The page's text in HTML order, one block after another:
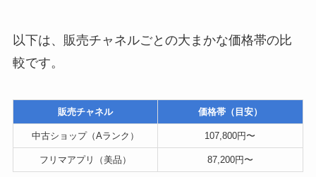
以下は、販売チャネルごとの大まかな価格帯の比
較です。
販売チャネル 価格帯（目安）
中古ショップ（Aランク） 107,800円〜
フリマアプリ（美品） 87,200円〜